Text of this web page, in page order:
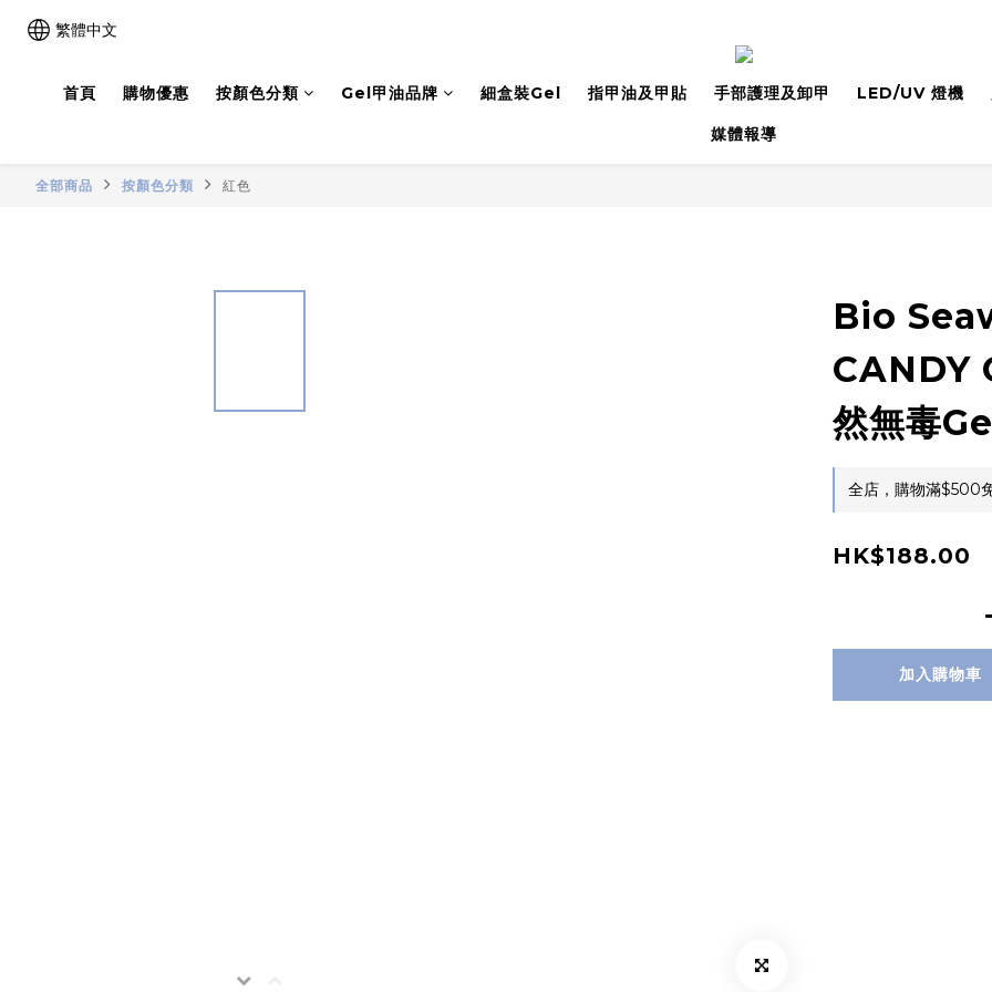
繁體中文
首頁 購物優惠 按顏色分類 Gel甲油品牌 細盒裝Gel 指甲油及甲貼 手部護理及卸甲 LED/UV 燈機
媒體報導
全部商品 按顏色分類 紅色
Bio
CANDY
然無毒
全店，購物滿$500
HK$188.00
加入購物車